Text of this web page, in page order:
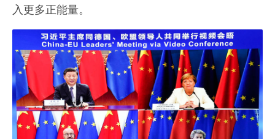
入更多正能量。